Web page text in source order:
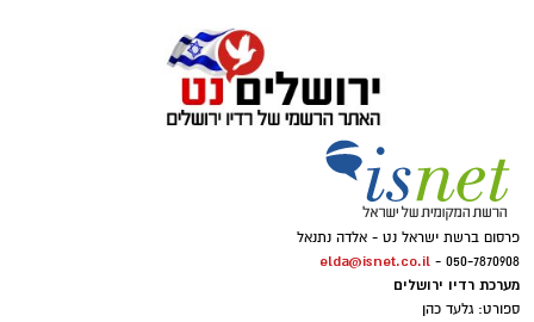
פרסום ברשת ישראל נט - אלדה נתנאל
050-7870908 -
elda@isnet.co.il
מערכת רדיו ירושלים
ספורט: גלעד כהן